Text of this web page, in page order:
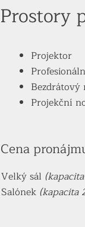
Prostory
Projektor
Projekční
Cena
Velký sál
Salónek (kapacita